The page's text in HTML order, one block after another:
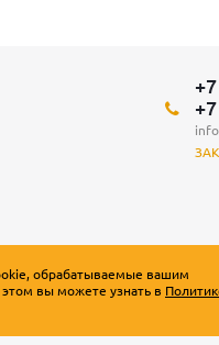
Гражданского кодекса
обрабатываемые вашим
вы можете узнать в